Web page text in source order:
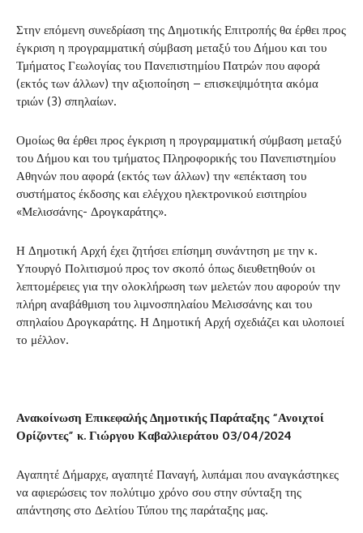
Στην επόμενη συνεδρίαση της Δημοτικής Επιτροπής θα έρθει προς
έγκριση η προγραμματική σύμβαση μεταξύ του Δήμου και του
Τμήματος Γεωλογίας του Πανεπιστημίου Πατρών που αφορά
(εκτός των άλλων) την αξιοποίηση – επισκεψιμότητα ακόμα
τριών (3) σπηλαίων.
Ομοίως θα έρθει προς έγκριση η προγραμματική σύμβαση μεταξύ
του Δήμου και του τμήματος Πληροφορικής του Πανεπιστημίου
Αθηνών που αφορά (εκτός των άλλων) την «επέκταση του
συστήματος έκδοσης και ελέγχου ηλεκτρονικού εισιτηρίου
«Μελισσάνης- Δρογκαράτης».
Η Δημοτική Αρχή έχει ζητήσει επίσημη συνάντηση με την κ.
Υπουργό Πολιτισμού προς τον σκοπό όπως διευθετηθούν οι
λεπτομέρειες για την ολοκλήρωση των μελετών που αφορούν την
πλήρη αναβάθμιση του λιμνοσπηλαίου Μελισσάνης και του
σπηλαίου Δρογκαράτης. Η Δημοτική Αρχή σχεδιάζει και υλοποιεί
το μέλλον.
Ανακοίνωση Επικεφαλής Δημοτικής Παράταξης “Ανοιχτοί
Ορίζοντες” κ. Γιώργου Καβαλλιεράτου 03/04/2024
Αγαπητέ Δήμαρχε, αγαπητέ Παναγή, λυπάμαι που αναγκάστηκες
να αφιερώσεις τον πολύτιμο χρόνο σου στην σύνταξη της
απάντησης στο Δελτίου Τύπου της παράταξης μας.